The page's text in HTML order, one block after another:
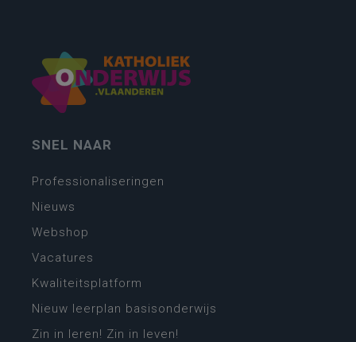
SNEL NAAR
Professionaliseringen
Nieuws
Webshop
Vacatures
Kwaliteitsplatform
Nieuw leerplan basisonderwijs
Zin in leren! Zin in leven!